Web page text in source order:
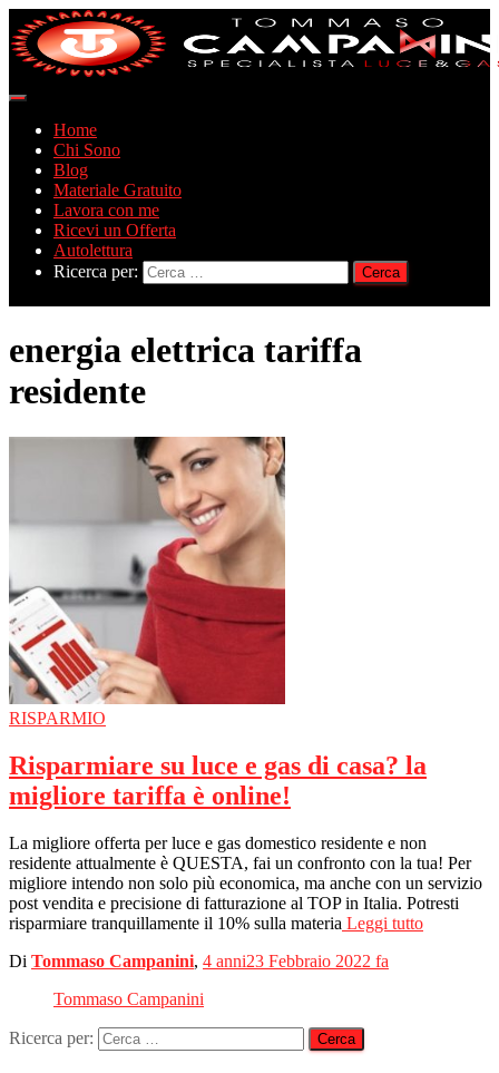
Navigazione
toggleHome
Chi Sono
Blog
Materiale Gratuito
Lavora con me
Ricevi un Offerta
Autolettura
Ricerca per:
energia elettrica tariffa
residente
RISPARMIO
Risparmiare su luce e gas di casa? la
migliore tariffa è online!
La migliore offerta per luce e gas domestico residente e non
residente attualmente è QUESTA, fai un confronto con la tua! Per
migliore intendo non solo più economica, ma anche con un servizio
post vendita e precisione di fatturazione al TOP in Italia. Potresti
risparmiare tranquillamente il 10% sulla materia Leggi tutto
Di Tommaso Campanini, 4 anni23 Febbraio 2022 fa
Tommaso Campanini
Ricerca per: